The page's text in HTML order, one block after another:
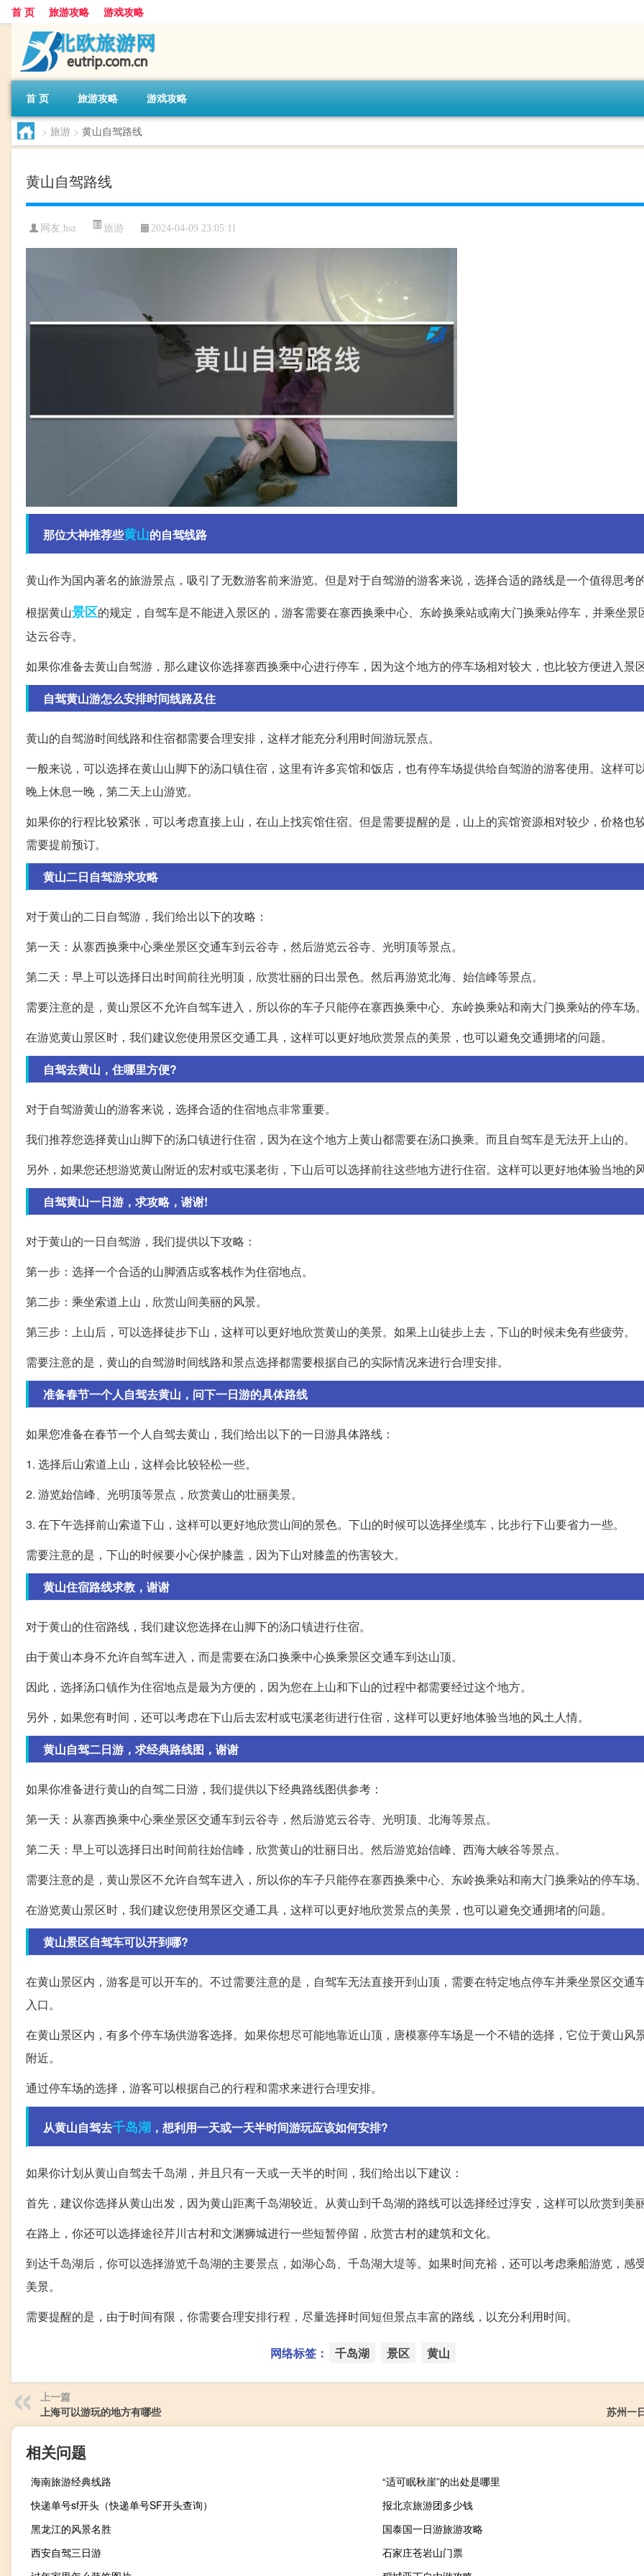
首 页 旅游攻略 游戏攻略
首 页 旅游攻略 游戏攻略
> 旅游 > 黄山自驾路线
黄山自驾路线
网友:hsz 旅游 2024-04-09 23:05:11
那位大神推荐些黄山的自驾线路
黄山作为国内著名的旅游景点，吸引了无数游客前来游览。但是对于自驾游的游客来说，选择合适的路线是一个值得思考
根据黄山景区的规定，自驾车是不能进入景区的，游客需要在寨西换乘中心、东岭换乘站或南大门换乘站停车，并乘坐景
达云谷寺。
如果你准备去黄山自驾游，那么建议你选择寨西换乘中心进行停车，因为这个地方的停车场相对较大，也比较方便进入景
自驾黄山游怎么安排时间线路及住
黄山的自驾游时间线路和住宿都需要合理安排，这样才能充分利用时间游玩景点。
一般来说，可以选择在黄山山脚下的汤口镇住宿，这里有许多宾馆和饭店，也有停车场提供给自驾游的游客使用。这样可
晚上休息一晚，第二天上山游览。
如果你的行程比较紧张，可以考虑直接上山，在山上找宾馆住宿。但是需要提醒的是，山上的宾馆资源相对较少，价格也
需要提前预订。
黄山二日自驾游求攻略
对于黄山的二日自驾游，我们给出以下的攻略：
第一天：从寨西换乘中心乘坐景区交通车到云谷寺，然后游览云谷寺、光明顶等景点。
第二天：早上可以选择日出时间前往光明顶，欣赏壮丽的日出景色。然后再游览北海、始信峰等景点。
需要注意的是，黄山景区不允许自驾车进入，所以你的车子只能停在寨西换乘中心、东岭换乘站和南大门换乘站的停车场
在游览黄山景区时，我们建议您使用景区交通工具，这样可以更好地欣赏景点的美景，也可以避免交通拥堵的问题。
自驾去黄山，住哪里方便?
对于自驾游黄山的游客来说，选择合适的住宿地点非常重要。
我们推荐您选择黄山山脚下的汤口镇进行住宿，因为在这个地方上黄山都需要在汤口换乘。而且自驾车是无法开上山的。
另外，如果您还想游览黄山附近的宏村或屯溪老街，下山后可以选择前往这些地方进行住宿。这样可以更好地体验当地的
自驾黄山一日游，求攻略，谢谢!
对于黄山的一日自驾游，我们提供以下攻略：
第一步：选择一个合适的山脚酒店或客栈作为住宿地点。
第二步：乘坐索道上山，欣赏山间美丽的风景。
第三步：上山后，可以选择徒步下山，这样可以更好地欣赏黄山的美景。如果上山徒步上去，下山的时候未免有些疲劳。
需要注意的是，黄山的自驾游时间线路和景点选择都需要根据自己的实际情况来进行合理安排。
准备春节一个人自驾去黄山，问下一日游的具体路线
如果您准备在春节一个人自驾去黄山，我们给出以下的一日游具体路线：
1. 选择后山索道上山，这样会比较轻松一些。
2. 游览始信峰、光明顶等景点，欣赏黄山的壮丽美景。
3. 在下午选择前山索道下山，这样可以更好地欣赏山间的景色。下山的时候可以选择坐缆车，比步行下山要省力一些。
需要注意的是，下山的时候要小心保护膝盖，因为下山对膝盖的伤害较大。
黄山住宿路线求教，谢谢
对于黄山的住宿路线，我们建议您选择在山脚下的汤口镇进行住宿。
由于黄山本身不允许自驾车进入，而是需要在汤口换乘中心换乘景区交通车到达山顶。
因此，选择汤口镇作为住宿地点是最为方便的，因为您在上山和下山的过程中都需要经过这个地方。
另外，如果您有时间，还可以考虑在下山后去宏村或屯溪老街进行住宿，这样可以更好地体验当地的风土人情。
黄山自驾二日游，求经典路线图，谢谢
如果你准备进行黄山的自驾二日游，我们提供以下经典路线图供参考：
第一天：从寨西换乘中心乘坐景区交通车到云谷寺，然后游览云谷寺、光明顶、北海等景点。
第二天：早上可以选择日出时间前往始信峰，欣赏黄山的壮丽日出。然后游览始信峰、西海大峡谷等景点。
需要注意的是，黄山景区不允许自驾车进入，所以你的车子只能停在寨西换乘中心、东岭换乘站和南大门换乘站的停车场
在游览黄山景区时，我们建议您使用景区交通工具，这样可以更好地欣赏景点的美景，也可以避免交通拥堵的问题。
黄山景区自驾车可以开到哪?
在黄山景区内，游客是可以开车的。不过需要注意的是，自驾车无法直接开到山顶，需要在特定地点停车并乘坐景区交通
入口。
在黄山景区内，有多个停车场供游客选择。如果你想尽可能地靠近山顶，唐模寨停车场是一个不错的选择，它位于黄山风
附近。
通过停车场的选择，游客可以根据自己的行程和需求来进行合理安排。
从黄山自驾去千岛湖 ，想利用一天或一天半时间游玩应该如何安排?
如果你计划从黄山自驾去千岛湖，并且只有一天或一天半的时间，我们给出以下建议：
首先，建议你选择从黄山出发，因为黄山距离千岛湖较近。从黄山到千岛湖的路线可以选择经过淳安，这样可以欣赏到美
在路上，你还可以选择途径芹川古村和文渊狮城进行一些短暂停留，欣赏古村的建筑和文化。
到达千岛湖后，你可以选择游览千岛湖的主要景点，如湖心岛、千岛湖大堤等。如果时间充裕，还可以考虑乘船游览，感
美景。
需要提醒的是，由于时间有限，你需要合理安排行程，尽量选择时间短但景点丰富的路线，以充分利用时间。
网络标签： 千岛湖 景区 黄山
上一篇
上海可以游玩的地方有哪些
苏州一
相关问题
海南旅游经典线路
“适可眠秋崖”的出处是哪里
快递单号sf开头（快递单号SF开头查询）
报北京旅游团多少钱
黑龙江的风景名胜
国泰国一日游旅游攻略
西安自驾三日游
石家庄苍岩山门票